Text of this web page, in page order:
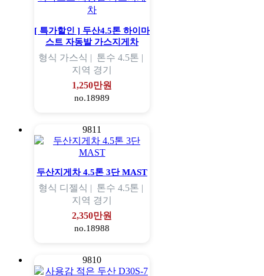
[ 특가할인 ] 두산4.5톤 하이마
스트 자동발 가스지게차
형식 가스식 | 톤수 4.5톤 |
지역 경기
1,250만원
no.18989
9811
두산지게차 4.5톤 3단 MAST
형식 디젤식 | 톤수 4.5톤 |
지역 경기
2,350만원
no.18988
9810